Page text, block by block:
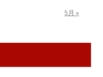
5月 »